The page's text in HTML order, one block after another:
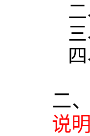
二
说明